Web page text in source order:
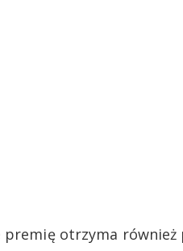
premię otrzyma